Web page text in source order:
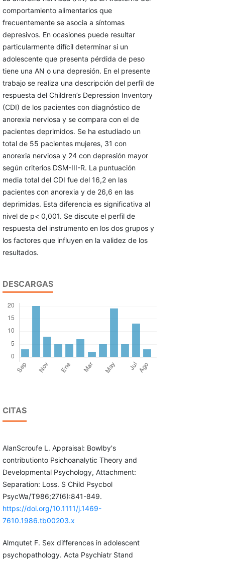
comportamiento alimentarios que
frecuentemente se asocia a síntomas
depresivos. En ocasiones puede resultar
particularmente difícil determinar si un
adolescente que presenta pérdida de peso
tiene una AN o una depresión. En el presente
trabajo se realiza una descripción del perfil de
respuesta del Children’s Depression Inventory
(CDI) de los pacientes con diagnóstico de
anorexia nerviosa y se compara con el de
pacientes deprimidos. Se ha estudiado un
total de 55 pacientes mujeres, 31 con
anorexia nerviosa y 24 con depresión mayor
según criterios DSM-III-R. La puntuación
media total del CDI fue del 16,2 en las
pacientes con anorexia y de 26,6 en las
deprimidas. Esta diferencia es significativa al
nivel de p< 0,001. Se discute el perfil de
respuesta del instrumento en los dos grupos y
los factores que influyen en la validez de los
resultados.
DESCARGAS
CITAS
AlanScroufe L. Appraisal: Bowlby's
contributionto Psichoanalytic Theory and
Developmental Psychology, Attachment:
Separation: Loss. S Child Psycbol
PsycWa/T986;27(6):841-849.
https://doi.org/10.1111/j.1469-
7610.1986.tb00203.x
Almqutet F. Sex differences in adolescent
psychopathology. Acta Psychiatr Stand